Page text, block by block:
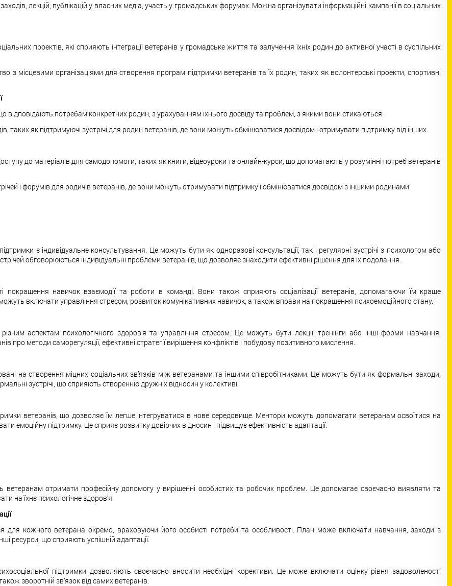
лекцій, публікацій у власних медіа, участь у громадських форумах. Можна організувати інформаційні кампанії в соціальних
проектів, які сприяють інтеграції ветеранів у громадське життя та залучення їхніх родин до активної участі в суспільних
з місцевими організаціями для створення програм підтримки ветеранів та їх родин, таких як волонтерські проекти, спортивні
відповідають потребам конкретних родин, з урахуванням їхнього досвіду та проблем, з якими вони стикаються.
таких як підтримуючі зустрічі для родин ветеранів, де вони можуть обмінюватися досвідом і отримувати підтримку від інших.
до матеріалів для самодопомоги, таких як книги, відеоуроки та онлайн-курси, що допомагають у розумінні потреб ветеранів
і форумів для родичів ветеранів, де вони можуть отримувати підтримку і обмінюватися досвідом з іншими родинами.
є індивідуальне консультування. Це можуть бути як одноразові консультації, так і регулярні зустрічі з психологом або
обговорюються індивідуальні проблеми ветеранів, що дозволяє знаходити ефективні рішення для їх подолання.
покращення навичок взаємодії та роботи в команді. Вони також сприяють соціалізації ветеранів, допомагаючи їм краще
включати управління стресом, розвиток комунікативних навичок, а також вправи на покращення психоемоційного стану.
аспектам психологічного здоров’я та управління стресом. Це можуть бути лекції, тренінги або інші форми навчання,
про методи саморегуляції, ефективні стратегії вирішення конфліктів і побудову позитивного мислення.
на створення міцних соціальних зв’язків між ветеранами та іншими співробітниками. Це можуть бути як формальні заходи,
зустрічі, що сприяють створенню дружніх відносин у колективі.
ветеранів, що дозволяє їм легше інтегруватися в нове середовище. Ментори можуть допомагати ветеранам освоїтися на
емоційну підтримку. Це сприяє розвитку довірчих відносин і підвищує ефективність адаптації.
ветеранам отримати професійну допомогу у вирішенні особистих та робочих проблем. Це допомагає своєчасно виявляти та
на їхнє психологічне здоров’я.
для кожного ветерана окремо, враховуючи його особисті потреби та особливості. План може включати навчання, заходи з
ресурси, що сприяють успішній адаптації.
підтримки дозволяють своєчасно вносити необхідні корективи. Це може включати оцінку рівня задоволеності
зворотній зв’язок від самих ветеранів.